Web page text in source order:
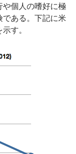
や個人の嗜好に極
である。下記に米
す。